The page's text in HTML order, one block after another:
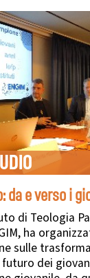
da e verso i
di Teologia
ha
sulle
dei